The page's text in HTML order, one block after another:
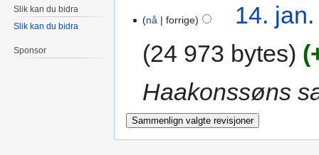
nå forrige
14.
24 973 bytes
Haakonssøns
Slik kan du bidra
Slik kan du bidra
Sponsor